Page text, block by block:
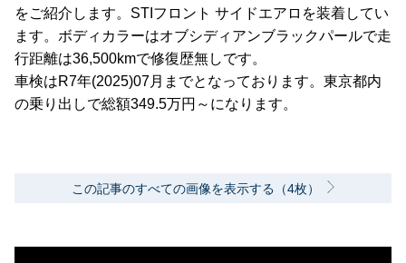
をご紹介します。STIフロント サイドエアロを装着してい
ます。ボディカラーはオブシディアンブラックパールで走
行距離は36,500kmで修復歴無しです。
車検はR7年(2025)07月までとなっております。東京都内
の乗り出しで総額349.5万円～になります。
この記事のすべての画像を表示する（4枚）